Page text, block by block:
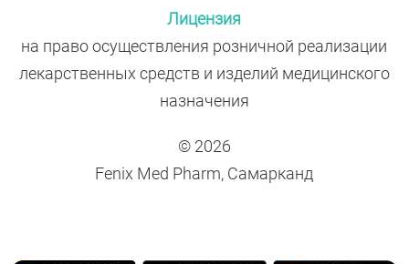
Лицензия
на право осуществления розничной реализации
лекарственных средств и изделий медицинского
назначения
© 2026
Fenix Med Pharm, Самарканд